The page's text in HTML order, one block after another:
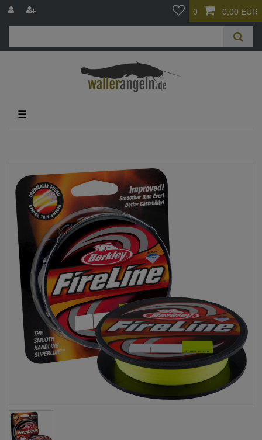
0 0,00 EUR
☰